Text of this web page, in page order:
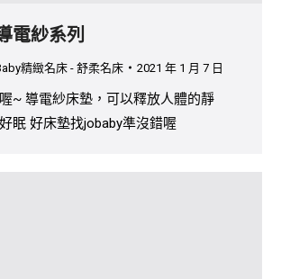
電紗系列
精緻名床 - 舒柔名床 2021 年 1 月 7 日
~ 導電紗床墊，可以釋放人體的靜
眠 好床墊找jobaby準沒錯喔